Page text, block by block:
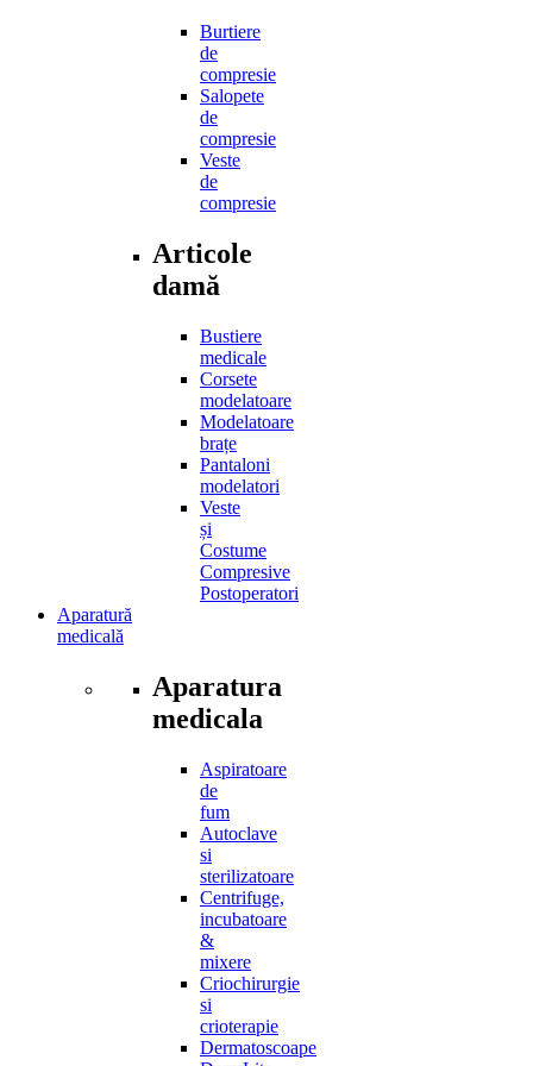
Burtiere
de
compresie
Salopete
de
compresie
Veste
de
compresie
Articole
damă
Bustiere
medicale
Corsete
modelatoare
Modelatoare
brațe
Pantaloni
modelatori
Veste
și
Costume
Compresive
Postoperatori
Aparatură
medicală
Aparatura
medicala
Aspiratoare
de
fum
Autoclave
si
sterilizatoare
Centrifuge,
incubatoare
&
mixere
Criochirurgie
si
crioterapie
Dermatoscoape